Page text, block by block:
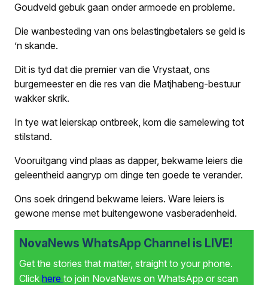
Goudveld gebuk gaan onder armoede en probleme.
Die wanbesteding van ons belastingbetalers se geld is
’n skande.
Dit is tyd dat die premier van die Vrystaat, ons
burgemeester en die res van die Matjhabeng-bestuur
wakker skrik.
In tye wat leierskap ontbreek, kom die samelewing tot
stilstand.
Vooruitgang vind plaas as dapper, bekwame leiers die
geleentheid aangryp om dinge ten goede te verander.
Ons soek dringend bekwame leiers. Ware leiers is
gewone mense met buitengewone vasberadenheid.
NovaNews WhatsApp Channel is LIVE!
Get the stories that matter, straight to your phone.
Click here to join NovaNews on WhatsApp or scan